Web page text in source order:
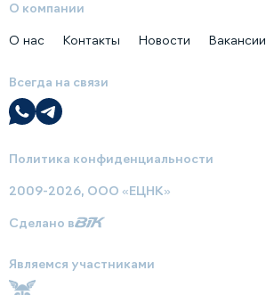
О компании
О нас Контакты Новости Вакансии
Всегда на связи
Политика конфиденциальности
2009-2026, ООО «ЕЦНК»
Сделано в
Являемся участниками